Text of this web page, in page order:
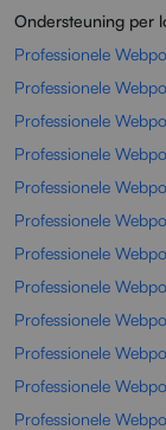
Ondersteuning per
Professionele
Professionele
Professionele
Professionele
Professionele
Professionele
Professionele
Professionele
Professionele
Professionele
Professionele
Professionele